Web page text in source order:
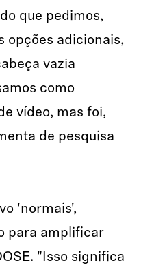
que pedimos,
opções adicionais,
vazia
como
vídeo, mas foi,
de pesquisa
'normais',
para amplificar
"Isso significa